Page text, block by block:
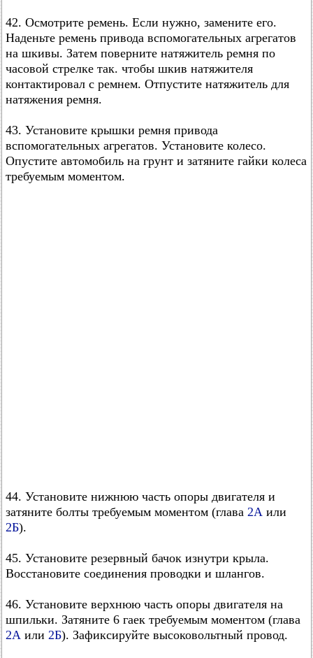
42. Осмотрите ремень. Если нужно, замените его.
Наденьте ремень привода вспомогательных агрегатов
на шкивы. Затем поверните натяжитель ремня по
часовой стрелке так. чтобы шкив натяжителя
контактировал с ремнем. Отпустите натяжитель для
натяжения ремня.
43. Установите крышки ремня привода
вспомогательных агрегатов. Установите колесо.
Опустите автомобиль на грунт и затяните гайки колеса
требуемым моментом.
44. Установите нижнюю часть опоры двигателя и
затяните болты требуемым моментом (глава 2А или
2Б).
45. Установите резервный бачок изнутри крыла.
Восстановите соединения проводки и шлангов.
46. Установите верхнюю часть опоры двигателя на
шпильки. Затяните 6 гаек требуемым моментом (глава
2А или 2Б). Зафиксируйте высоковольтный провод.